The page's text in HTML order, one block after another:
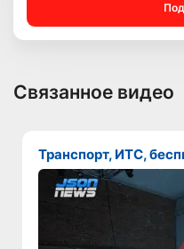
Связанное видео
Транспорт, ИТС,